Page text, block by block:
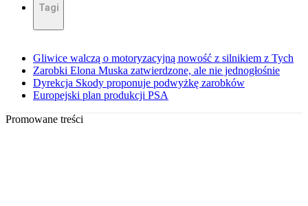
Tagi
Gliwice walczą o motoryzacyjną nowość z silnikiem z Tych
Zarobki Elona Muska zatwierdzone, ale nie jednogłośnie
Dyrekcja Skody proponuje podwyżkę zarobków
Europejski plan produkcji PSA
Promowane treści